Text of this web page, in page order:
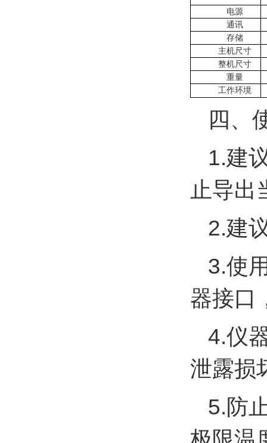
电源
通讯
存储
主机尺寸
整机尺寸
重量
工作环境
四、
1.建
止导出
2.建
3.使
器接口
4.仪
泄露损
5.防